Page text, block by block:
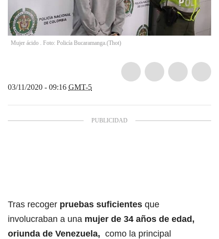
Mujer ácido . Foto: Policía Bucaramanga.(Thot)
03/11/2020 - 09:16 GMT-5
Tras recoger pruebas suficientes que
involucraban a una mujer de 34 años de edad,
oriunda de Venezuela, como la principal